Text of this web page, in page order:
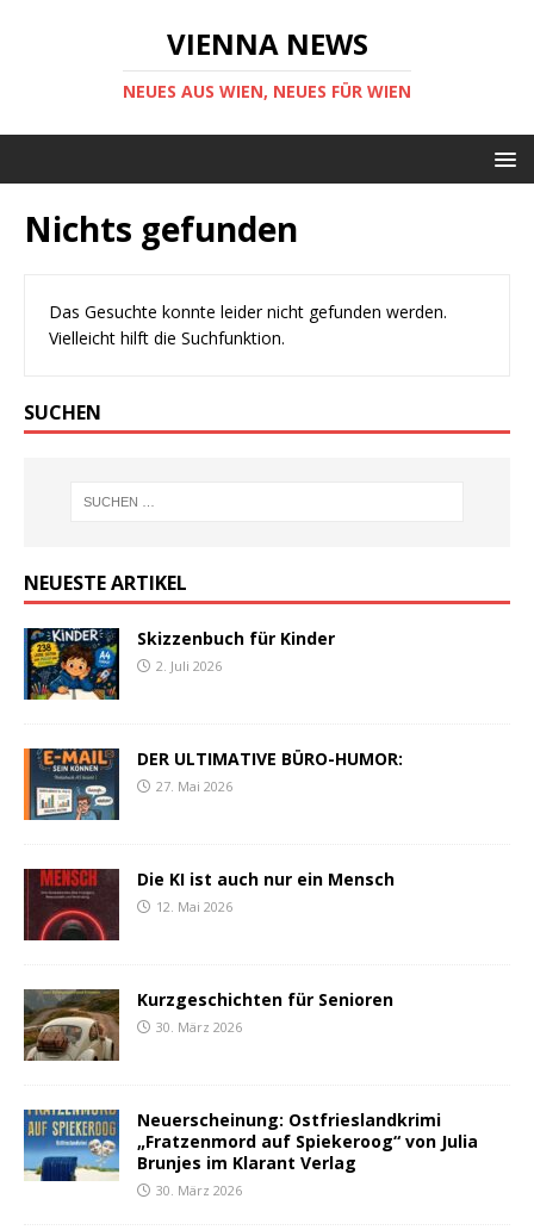
VIENNA NEWS
NEUES AUS WIEN, NEUES FÜR WIEN
Nichts gefunden
Das Gesuchte konnte leider nicht gefunden werden.
Vielleicht hilft die Suchfunktion.
SUCHEN
NEUESTE ARTIKEL
Skizzenbuch für Kinder
2. Juli 2026
DER ULTIMATIVE BÜRO-HUMOR:
27. Mai 2026
Die KI ist auch nur ein Mensch
12. Mai 2026
Kurzgeschichten für Senioren
30. März 2026
Neuerscheinung: Ostfrieslandkrimi
„Fratzenmord auf Spiekeroog“ von Julia
Brunjes im Klarant Verlag
30. März 2026